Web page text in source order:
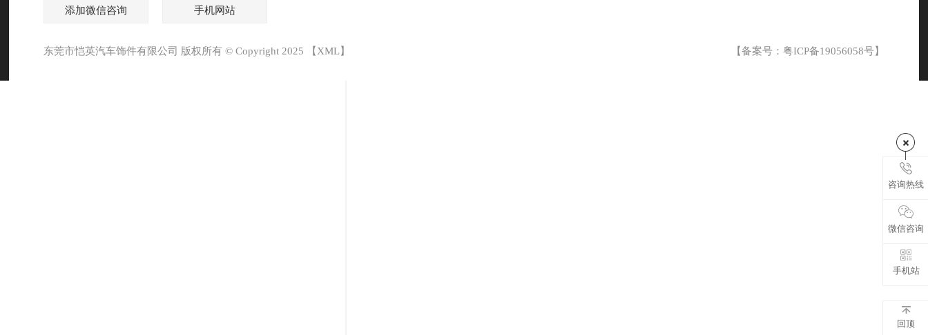
添加微信咨询 手机网站
东莞市恺英汽车饰件有限公司 版权所有 © Copyright 2025 【 XML】 【备案号： 粤ICP备19056058号】
咨询热线
微信咨询
手机站
回顶